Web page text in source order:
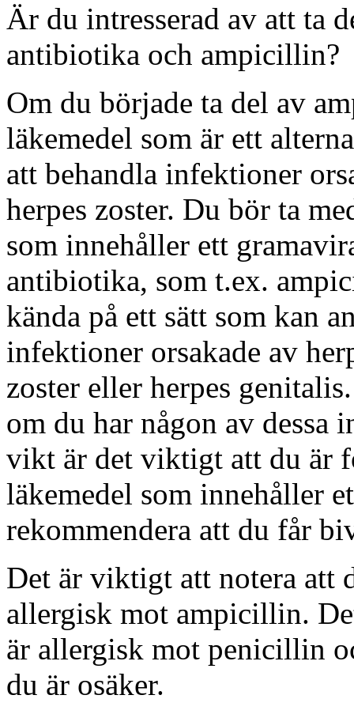
Är du intresserad av att ta
antibiotika och ampicillin?
Om du började ta del av
läkemedel som är ett
att behandla infektioner
herpes zoster. Du bör ta
som innehåller ett
antibiotika, som t.ex.
kända på ett sätt som kan
infektioner orsakade av
zoster eller herpes
om du har någon av dessa
vikt är det viktigt att du är
läkemedel som innehåller
rekommendera att du får
Det är viktigt att notera att
allergisk mot ampicillin.
är allergisk mot penicillin
du är osäker.